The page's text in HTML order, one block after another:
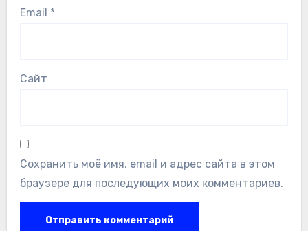
Email *
Сайт
Сохранить моё имя, email и адрес сайта в этом
браузере для последующих моих комментариев.